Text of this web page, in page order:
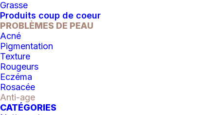
Grasse
Produits coup de coeur
PROBLÈMES DE PEAU
Acné
Pigmentation
Texture
Rougeurs
Eczéma
Rosacée
Anti-age
CATÉGORIES
EPICUTIS: Lipid Shield SPF 30
126.00